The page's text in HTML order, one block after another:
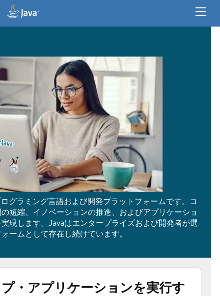
エンタープライズ・リソース
デスクトップ・アプリケーション用の
グラミング言語および開発プラットフォームです。コ
短縮、イノベーションの推進、およびアプリケーショ
現します。Javaはエンタープライズおよび開発者が選
ームとして存在し続けています。
・アプリケーションを実行す